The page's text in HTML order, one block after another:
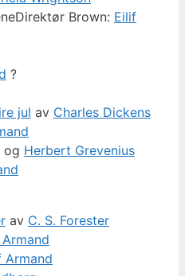
Brown: Eilif
?
jul av Charles Dickens
og Herbert Grevenius
av C. S. Forester
Armand